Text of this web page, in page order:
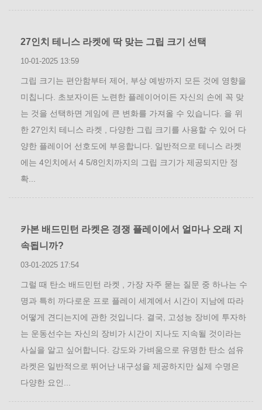
27인치 테니스 라켓에 딱 맞는 그립 크기 선택
10-01-2025 13:59
그립 크기는 편안함부터 제어, 부상 예방까지 모든 것에 영향을
미칩니다. 초보자이든 노련한 플레이어이든 자신의 손에 꼭 맞
는 것을 선택하면 게임에 큰 변화를 가져올 수 있습니다. 을 위
한 27인치 테니스 라켓 , 다양한 그립 크기를 사용할 수 있어 다
양한 플레이어 선호도에 부응합니다. 일반적으로 테니스 라켓
에는 4인치에서 4 5/8인치까지의 그립 크기가 제공되지만 정
확...
카본 배드민턴 라켓은 경쟁 플레이에서 얼마나 오래 지
속됩니까?
03-01-2025 17:54
그럴 때 탄소 배드민턴 라켓 , 가장 자주 묻는 질문 중 하나는 수
명과 특히 까다로운 프로 플레이 세계에서 시간이 지남에 따라
어떻게 견디는지에 관한 것입니다. 결국, 고성능 장비에 투자하
는 운동선수는 자신의 장비가 시간이 지나도 지속될 것이라는
사실을 알고 싶어합니다. 강도와 가벼움으로 유명한 탄소 섬유
라켓은 일반적으로 뛰어난 내구성을 제공하지만 실제 수명은
다양한 요인...